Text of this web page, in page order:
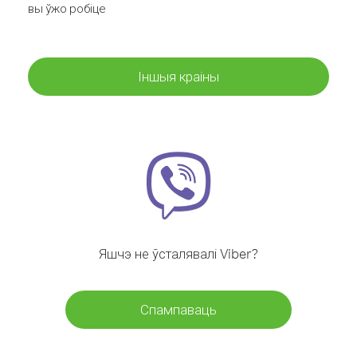
вы ўжо робіце
Іншыя краіны
Яшчэ не ўсталявалі Viber?
Спампаваць